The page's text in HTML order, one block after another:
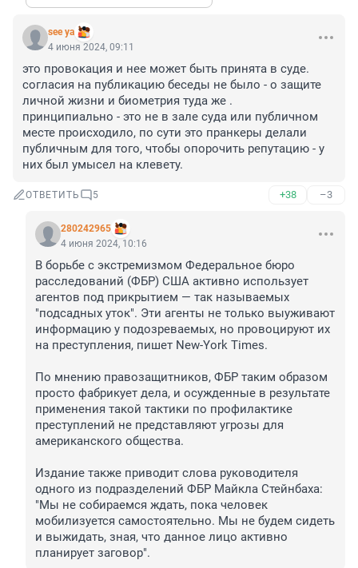
see ya
4 июня 2024, 09:11
это провокация и нее может быть принята в суде.
согласия на публикацию беседы не было - о защите
личной жизни и биометрия туда же .
принципиально - это не в зале суда или публичном
месте происходило, по сути это пранкеры делали
публичным для того, чтобы опорочить репутацию - у
них был умысел на клевету.
ОТВЕТИТЬ 5 +38 –3
280242965
4 июня 2024, 10:16
В борьбе с экстремизмом Федеральное бюро
расследований (ФБР) США активно использует
агентов под прикрытием — так называемых
"подсадных уток". Эти агенты не только выуживают
информацию у подозреваемых, но провоцируют их
на преступления, пишет New-York Times.
По мнению правозащитников, ФБР таким образом
просто фабрикует дела, и осужденные в результате
применения такой тактики по профилактике
преступлений не представляют угрозы для
американского общества.
Издание также приводит слова руководителя
одного из подразделений ФБР Майкла Стейнбаха:
"Мы не собираемся ждать, пока человек
мобилизуется самостоятельно. Мы не будем сидеть
и выжидать, зная, что данное лицо активно
планирует заговор".